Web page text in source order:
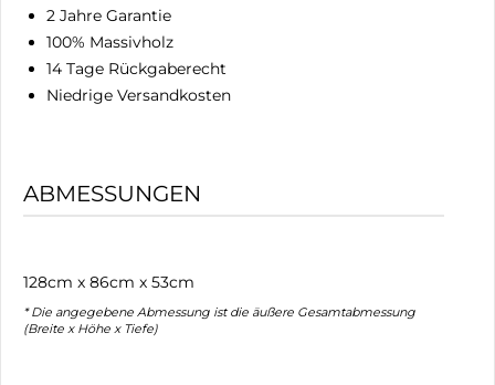
2 Jahre Garantie
100% Massivholz
14 Tage Rückgaberecht
Niedrige Versandkosten
ABMESSUNGEN
128cm x 86cm x 53cm
* Die angegebene Abmessung ist die äußere Gesamtabmessung
(Breite x Höhe x Tiefe)